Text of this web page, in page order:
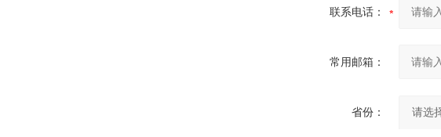
联系电话：
常用邮箱：
省份：